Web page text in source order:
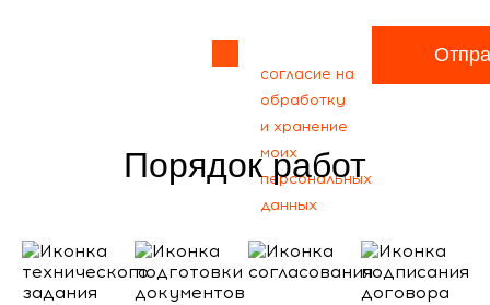
согласие на
обработку
и хранение
моих
персональных
данных
Порядок работ